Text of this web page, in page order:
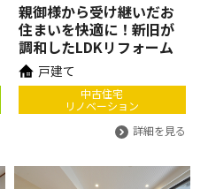
親御様から受け継いだお
住まいを快適に！新旧が
調和したLDKリフォーム
戸建て
中古住宅
リノベーション
詳細を見る